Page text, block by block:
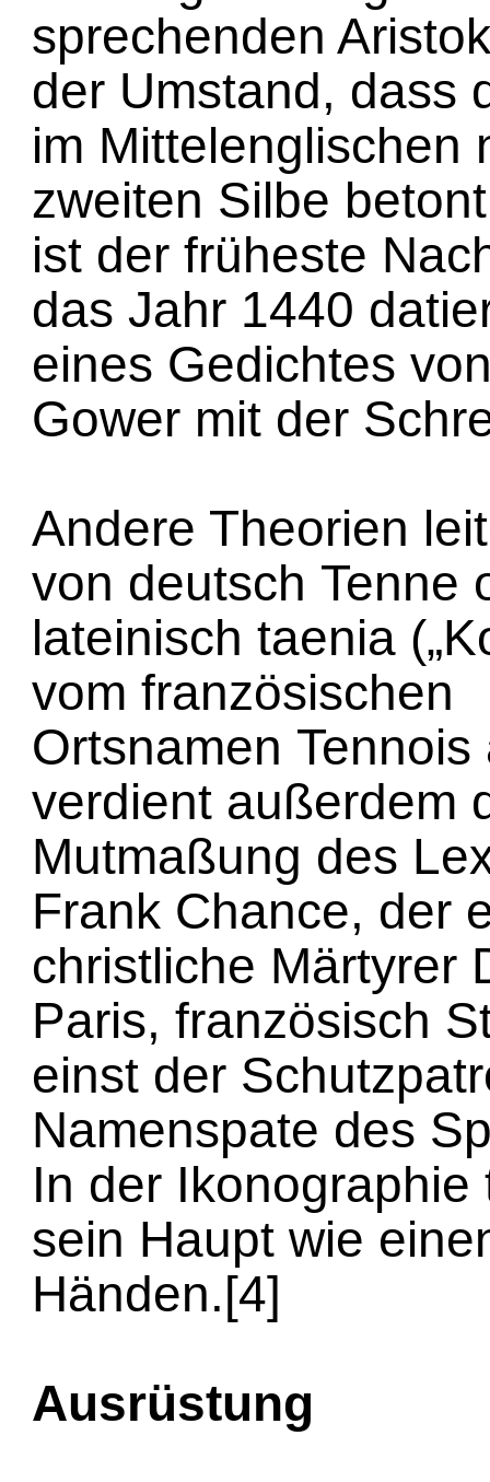
sprechenden
der Umstand, dass
im Mittelenglischen
zweiten Silbe
ist der früheste
das Jahr 1440
eines Gedichtes
Gower mit der
Andere Theorien
von deutsch Tenne
lateinisch taenia
vom französischen
Ortsnamen
verdient außerdem
Mutmaßung des
Frank Chance, der
christliche Märtyrer
Paris, französisch
einst der
Namenspate des
In der
sein Haupt wie
Händen.[4]
Ausrüstung